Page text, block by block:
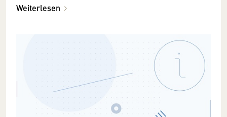
Weiterlesen